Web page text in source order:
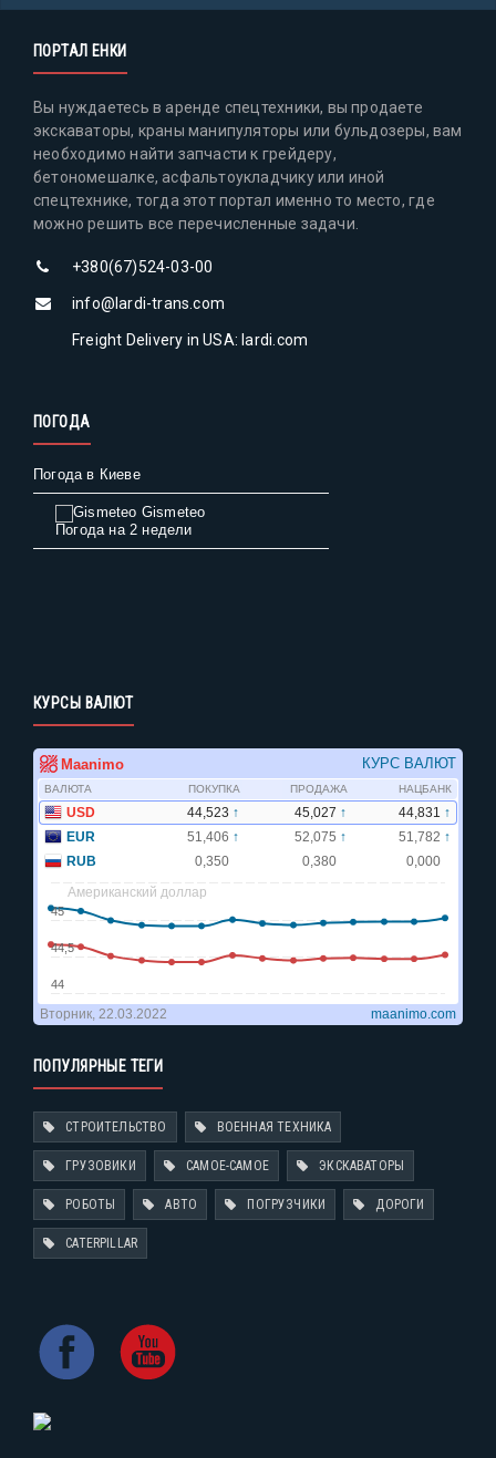
ПОРТАЛ ЕНКИ
Вы нуждаетесь в аренде спецтехники, вы продаете
экскаваторы, краны манипуляторы или бульдозеры, вам
необходимо найти запчасти к грейдеру,
бетономешалке, асфальтоукладчику или иной
спецтехнике, тогда этот портал именно то место, где
можно решить все перечисленные задачи.
+380(67)524-03-00
info@lardi-trans.com
Freight Delivery in USA: lardi.com
ПОГОДА
Погода в Киеве
Gismeteo
Погода на 2 недели
КУРСЫ ВАЛЮТ
ПОПУЛЯРНЫЕ ТЕГИ
СТРОИТЕЛЬСТВО ВОЕННАЯ ТЕХНИКА
ГРУЗОВИКИ САМОЕ-САМОЕ ЭКСКАВАТОРЫ
РОБОТЫ АВТО ПОГРУЗЧИКИ ДОРОГИ
CATERPILLAR